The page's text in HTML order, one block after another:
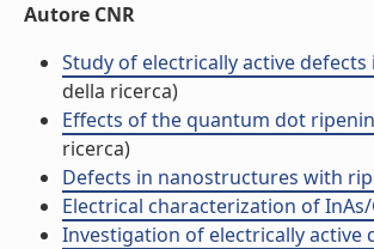
Autore CNR
Study of electrically active defects
della ricerca)
Effects of the quantum dot
ricerca)
Defects in nanostructures with
Electrical characterization of
Investigation of electrically active